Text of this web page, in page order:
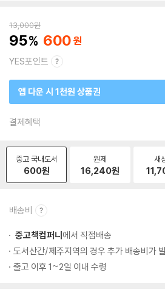
13,000원
95 600
YES포인트
앱 다운 시 1천원 상품권
결제혜택
중고 국내도서
600원
원제
16,240원
새
배송비
중고책컴퍼니에서 직접배송
도서산간/제주지역의 경우 추가 배송비가
출고 이후 1~2일 이내 수령